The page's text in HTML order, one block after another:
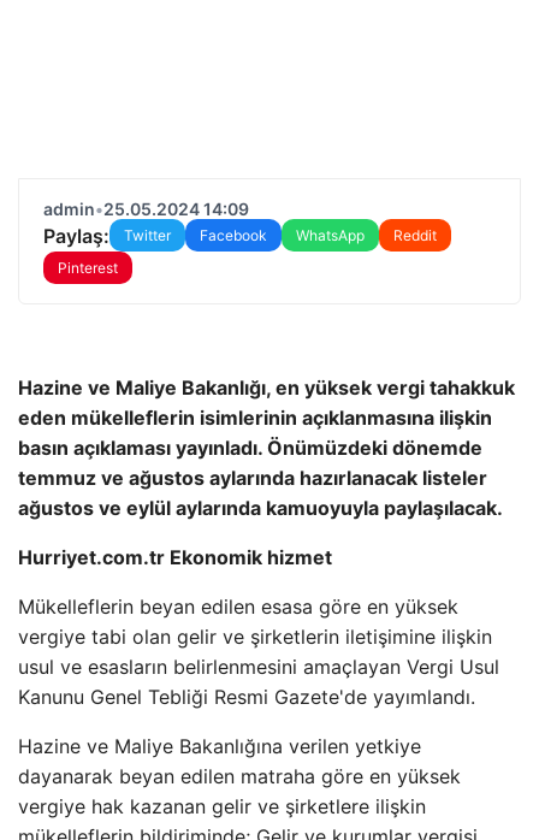
admin•25.05.2024 14:09
Paylaş: Twitter Facebook WhatsApp
Reddit
Pinterest
Hazine ve Maliye Bakanlığı, en yüksek vergi tahakkuk
eden mükelleflerin isimlerinin açıklanmasına ilişkin
basın açıklaması yayınladı. Önümüzdeki dönemde
temmuz ve ağustos aylarında hazırlanacak listeler
ağustos ve eylül aylarında kamuoyuyla paylaşılacak.
Hurriyet.com.tr Ekonomik hizmet
Mükelleflerin beyan edilen esasa göre en yüksek
vergiye tabi olan gelir ve şirketlerin iletişimine ilişkin
usul ve esasların belirlenmesini amaçlayan Vergi Usul
Kanunu Genel Tebliği Resmi Gazete'de yayımlandı.
Hazine ve Maliye Bakanlığına verilen yetkiye
dayanarak beyan edilen matraha göre en yüksek
vergiye hak kazanan gelir ve şirketlere ilişkin